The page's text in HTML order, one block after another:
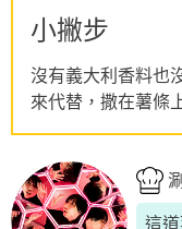
小撇步
沒有義大利香料也
來代替，撒在薯條
這